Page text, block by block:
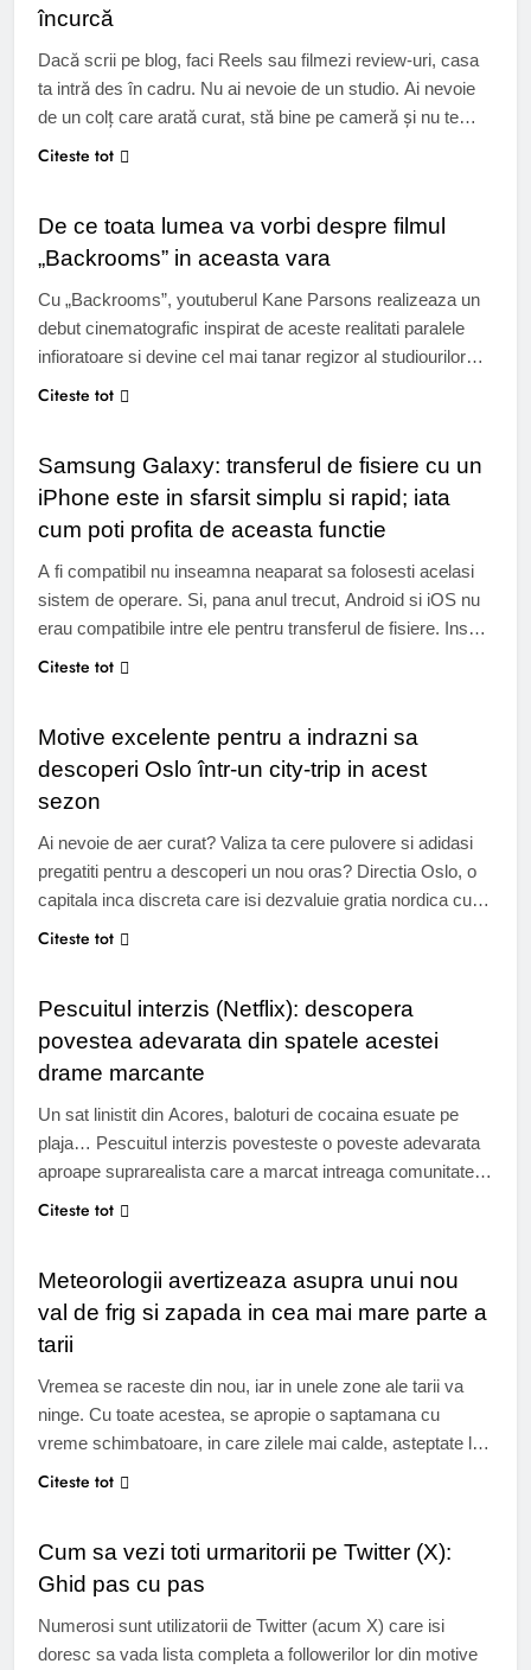
încurcă
Dacă scrii pe blog, faci Reels sau filmezi review-uri, casa
ta intră des în cadru. Nu ai nevoie de un studio. Ai nevoie
de un colț care arată curat, stă bine pe cameră și nu te
obosește după două ore de editare. Mulți creatori lucrează
Citeste tot
De ce toata lumea va vorbi despre filmul
„Backrooms” in aceasta vara
Cu „Backrooms”, youtuberul Kane Parsons realizeaza un
debut cinematografic inspirat de aceste realitati paralele
infioratoare si devine cel mai tanar regizor al studiourilor
A24. Stiti ce sunt „backroom-urile”? O legenda urbana
infioratoare din care este imposibil sa…
Citeste tot
Samsung Galaxy: transferul de fisiere cu un
iPhone este in sfarsit simplu si rapid; iata
cum poti profita de aceasta functie
A fi compatibil nu inseamna neaparat sa folosesti acelasi
sistem de operare. Si, pana anul trecut, Android si iOS nu
erau compatibile intre ele pentru transferul de fisiere. Insa
tot mai multe dispozitive Android devin compatibile cu
Citeste tot
Motive excelente pentru a indrazni sa
descoperi Oslo într-un city-trip in acest
sezon
Ai nevoie de aer curat? Valiza ta cere pulovere si adidasi
pregatiti pentru a descoperi un nou oras? Directia Oslo, o
capitala inca discreta care isi dezvaluie gratia nordica cu
blandete, cu fiordurile sale stralucitoare si arhitectura sa
mese…
Citeste tot
Pescuitul interzis (Netflix): descopera
povestea adevarata din spatele acestei
drame marcante
Un sat linistit din Acores, baloturi de cocaina esuate pe
plaja… Pescuitul interzis povesteste o poveste adevarata
aproape suprarealista care a marcat intreaga comunitate.
Pe Netflix, acest documentar se adanceste in
fictiunea. Pescuit interzis: povestea suprarealista din Rabo
de Peixe este…
Citeste tot
Meteorologii avertizeaza asupra unui nou
val de frig si zapada in cea mai mare parte a
tarii
Vremea se raceste din nou, iar in unele zone ale tarii va
ninge. Cu toate acestea, se apropie o saptamana cu
vreme schimbatoare, in care zilele mai calde, asteptate la
mijlocul saptamanii, vor fi urmate de un nou val de aer
Citeste tot
Cum sa vezi toti urmaritorii pe Twitter (X):
Ghid pas cu pas
Numerosi sunt utilizatorii de Twitter (acum X) care isi
doresc sa vada lista completa a followerilor lor din motive